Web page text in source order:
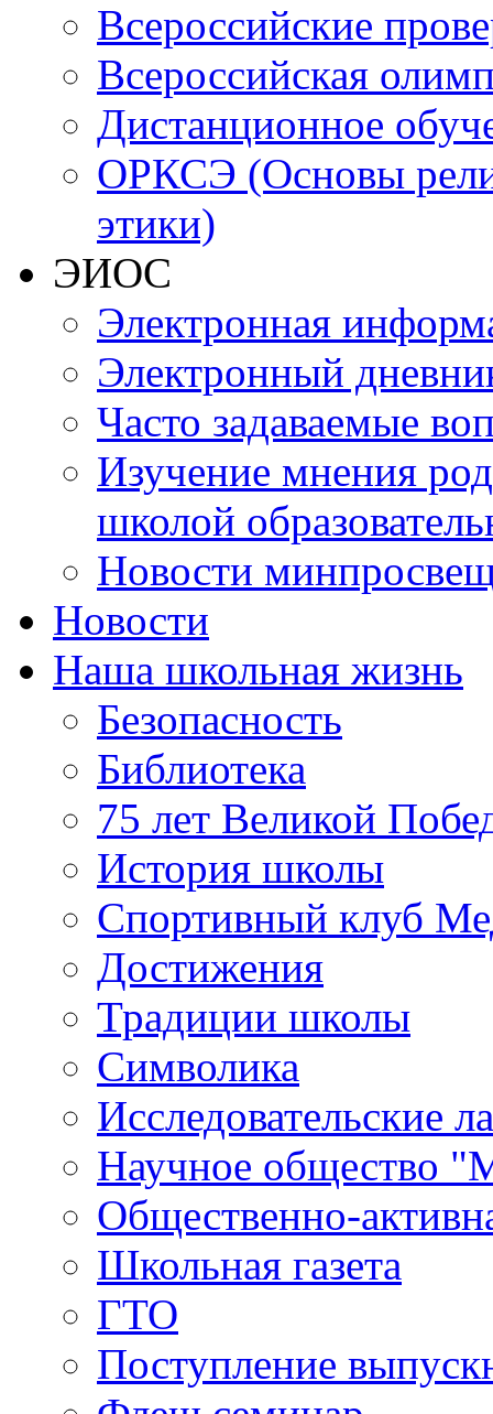
Всероссийские
Всероссийская
Дистанционное
ОРКСЭ (Основы
этики)
ЭИОС
Электронная
Электронный
Часто задаваемые
Изучение мнения
школой
Новости
Новости
Наша школьная жизнь
Безопасность
Библиотека
75 лет Великой
История школы
Спортивный клуб
Достижения
Традиции школы
Символика
Исследовательские
Научное общество
Общественно-
Школьная газета
ГТО
Поступление